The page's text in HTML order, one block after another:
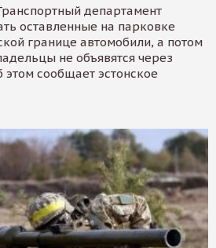
департамент
оставленные на парковке
границе автомобили, а потом
не объявятся через
сообщает эстонское